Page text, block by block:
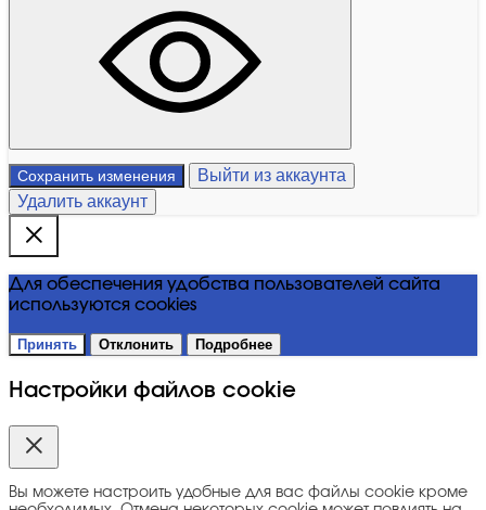
Сохранить изменения
Выйти из аккаунта
Удалить аккаунт
Для обеспечения удобства пользователей сайта
используются cookies
Принять Отклонить Подробнее
Настройки файлов cookie
Вы можете настроить удобные для вас файлы cookie кроме